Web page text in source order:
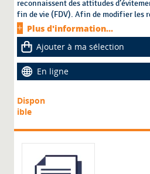
reconnaissent des attitudes
fin de vie (FDV). Afin de modifier les
Plus d'information...
Ajouter à ma sélection
En ligne
Dispon
ible